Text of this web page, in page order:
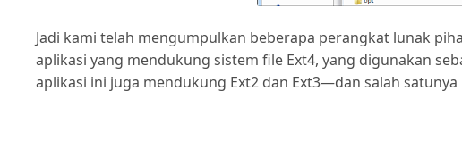
Jadi kami telah mengumpulkan beberapa perangkat lunak
aplikasi yang mendukung sistem file Ext4, yang digunakan
aplikasi ini juga mendukung Ext2 dan Ext3—dan salah satunya